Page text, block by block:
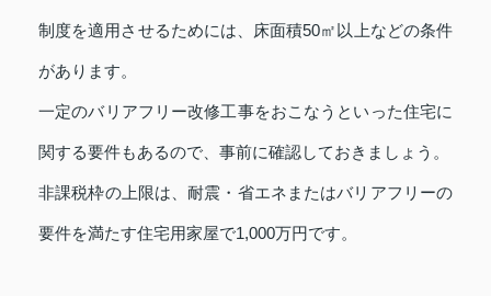
制度を適用させるためには、床面積50㎡以上などの条件
があります。
一定のバリアフリー改修工事をおこなうといった住宅に
関する要件もあるので、事前に確認しておきましょう。
非課税枠の上限は、耐震・省エネまたはバリアフリーの
要件を満たす住宅用家屋で1,000万円です。